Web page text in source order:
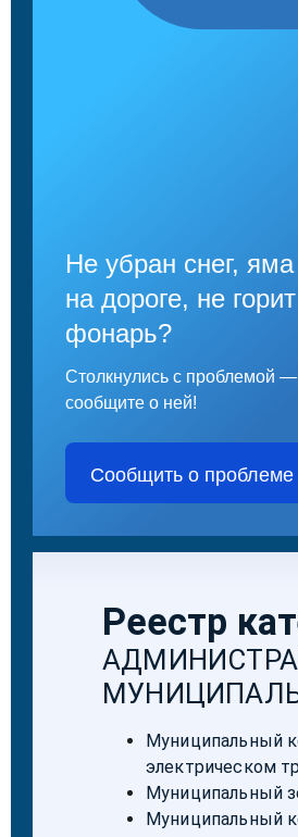
Не убран снег, яма
на дороге, не горит
фонарь?
Столкнулись с проблемой —
сообщите о ней!
Сообщить о проблеме